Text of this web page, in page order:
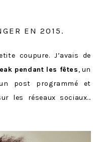
EN 2015.
coupure. J’avais de
pendant les fêtes, un
post programmé et
les réseaux sociaux…